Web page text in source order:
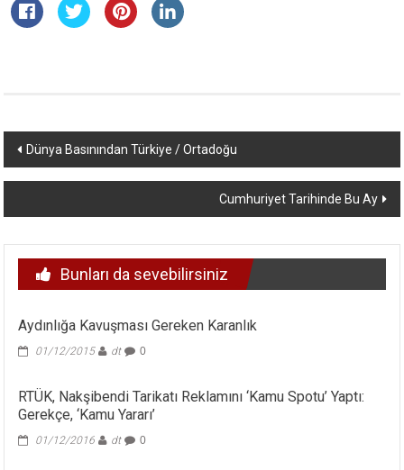
Yazı
dolaşımı
Dünya Basınından Türkiye / Ortadoğu
Cumhuriyet Tarihinde Bu Ay
Bunları da sevebilirsiniz
Aydınlığa Kavuşması Gereken Karanlık
01/12/2015 dt 0
RTÜK, Nakşibendi Tarikatı Reklamını ‘Kamu Spotu’ Yaptı:
Gerekçe, ‘Kamu Yararı’
01/12/2016 dt 0